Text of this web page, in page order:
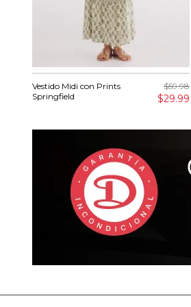
Vestido Midi con Prints
Springfield
$59.98
$29.99